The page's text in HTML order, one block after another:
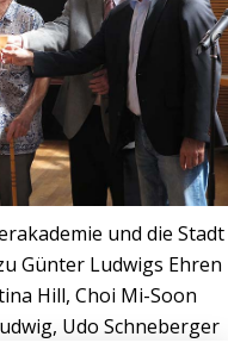
und die Stadt
Günter Ludwigs Ehren
Hill, Choi Mi-Soon
Udo Schneberger